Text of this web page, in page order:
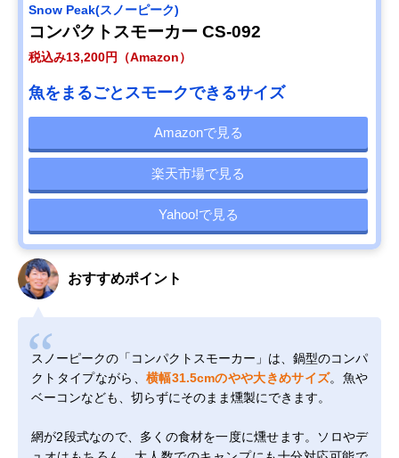
Snow Peak(スノーピーク)
コンパクトスモーカー CS-092
税込み13,200円（Amazon）
魚をまるごとスモークできるサイズ
Amazonで見る
楽天市場で見る
Yahoo!で見る
おすすめポイント
スノーピークの「コンパクトスモーカー」は、鍋型のコンパ
クトタイプながら、横幅31.5cmのやや大きめサイズ。魚や
ベーコンなども、切らずにそのまま燻製にできます。
網が2段式なので、多くの食材を一度に燻せます。ソロやデ